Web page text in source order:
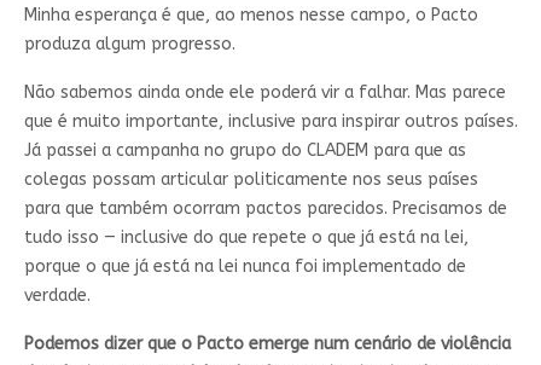
Minha esperança é que, ao menos nesse campo, o Pacto
produza algum progresso.
Não sabemos ainda onde ele poderá vir a falhar. Mas parece
que é muito importante, inclusive para inspirar outros países.
Já passei a campanha no grupo do CLADEM para que as
colegas possam articular politicamente nos seus países
para que também ocorram pactos parecidos. Precisamos de
tudo isso — inclusive do que repete o que já está na lei,
porque o que já está na lei nunca foi implementado de
verdade.
Podemos dizer que o Pacto emerge num cenário de violência